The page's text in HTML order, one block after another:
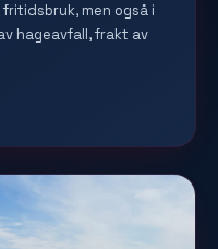
men også i
hageavfall, frakt av